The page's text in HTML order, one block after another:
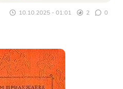
10.10.2025 - 01:01 2 0